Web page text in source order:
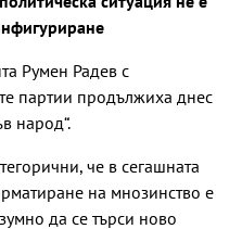
Румен Радев с
партии продължиха днес
народ“.
че в сегашната
на мнозинство е
да се търси ново